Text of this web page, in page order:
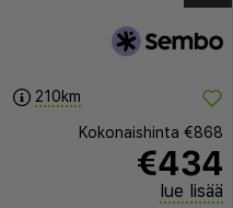
210km
Kokonaishinta €868
€434
lue lisää